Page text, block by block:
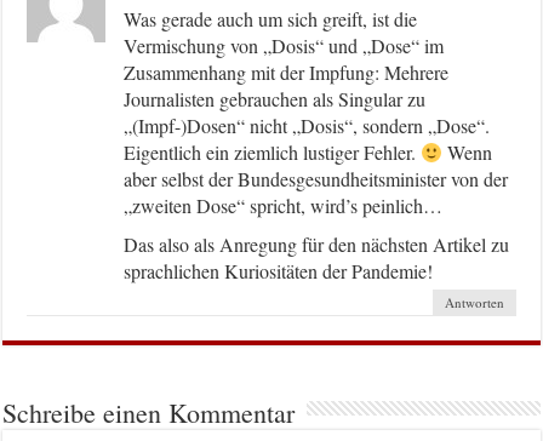
Was gerade auch um sich greift, ist die
Vermischung von „Dosis“ und „Dose“ im
Zusammenhang mit der Impfung: Mehrere
Journalisten gebrauchen als Singular zu
„(Impf-)Dosen“ nicht „Dosis“, sondern „Dose“.
Eigentlich ein ziemlich lustiger Fehler.
Wenn
aber selbst der Bundesgesundheitsminister von der
„zweiten Dose“ spricht, wird’s peinlich…
Das also als Anregung für den nächsten Artikel zu
sprachlichen Kuriositäten der Pandemie!
Antworten
Schreibe einen Kommentar